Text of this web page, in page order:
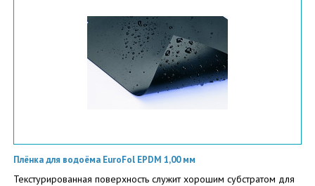
Плёнка для водоёма EuroFol EPDM 1,00 мм
Текстурированная поверхность служит хорошим субстратом для